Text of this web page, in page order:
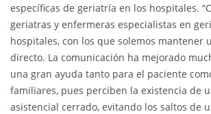
específicas de geriatría en los hospitales.
geriatras y enfermeras especialistas en
hospitales, con los que solemos mantener
directo. La comunicación ha mejorado
una gran ayuda tanto para el paciente
familiares, pues perciben la existencia de
asistencial cerrado, evitando los saltos de